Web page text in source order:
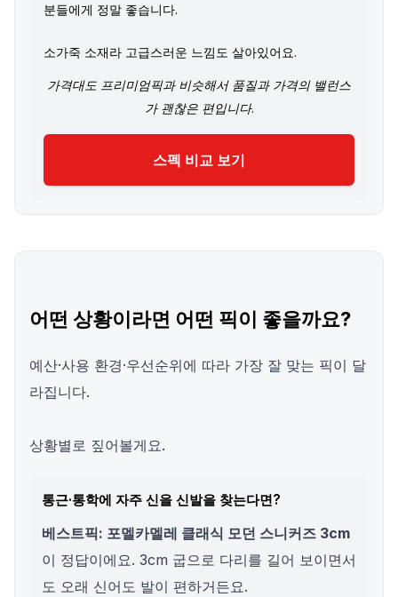
분들에게 정말 좋습니다.
소가죽 소재라 고급스러운 느낌도 살아있어요.
가격대도 프리미엄픽과 비슷해서 품질과 가격의 밸런스
가 괜찮은 편입니다.
스펙 비교 보기
어떤 상황이라면 어떤 픽이 좋을까요?
예산·사용 환경·우선순위에 따라 가장 잘 맞는 픽이 달
라집니다.
상황별로 짚어볼게요.
통근·통학에 자주 신을 신발을 찾는다면?
베스트픽: 포멜카멜레 클래식 모던 스니커즈 3cm
이 정답이에요. 3cm 굽으로 다리를 길어 보이면서
도 오래 신어도 발이 편하거든요.